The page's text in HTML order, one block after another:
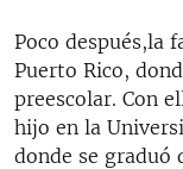
Poco después,la
Puerto Rico,
preescolar. Con
hijo en la
donde se graduó